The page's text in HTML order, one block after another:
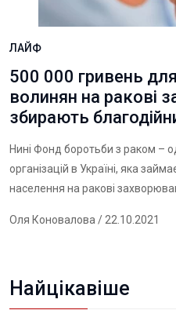
ЛАЙФ
500 000 гривень
волинян на ракові
збирають
Нині Фонд боротьби з раком –
організацій в Україні, яка
населення на ракові
Оля Коновалова / 22.10.2021
Найцікавіше